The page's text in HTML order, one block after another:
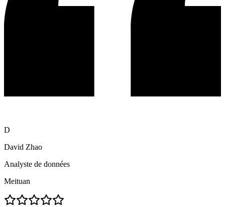
D
David Zhao
Analyste de données
Meituan